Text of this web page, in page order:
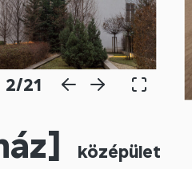
2/21
középület